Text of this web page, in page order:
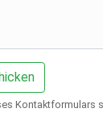
Kontaktformulars